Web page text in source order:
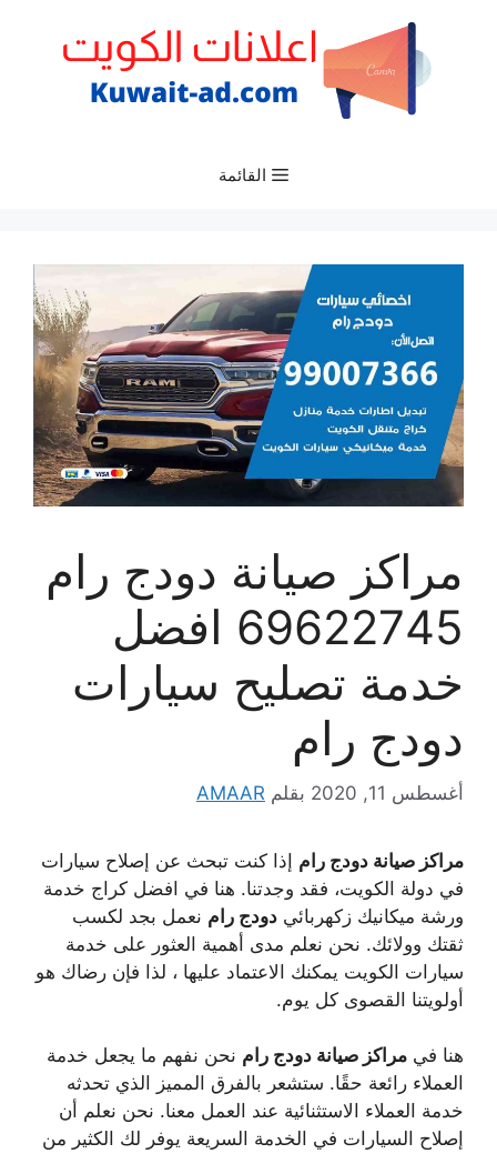
القائمة
مراكز صيانة دودج رام
69622745 افضل
خدمة تصليح سيارات
دودج رام
أغسطس 11, 2020 بقلم AMAAR
مراكز صيانة دودج رام إذا كنت تبحث عن إصلاح سيارات
في دولة الكويت، فقد وجدتنا. هنا في افضل كراج خدمة
ورشة ميكانيك زكهربائي دودج رام نعمل بجد لكسب
ثقتك وولائك. نحن نعلم مدى أهمية العثور على خدمة
سيارات الكويت يمكنك الاعتماد عليها ، لذا فإن رضاك ​​هو
أولويتنا القصوى كل يوم.
هنا في مراكز صيانة دودج رام نحن نفهم ما يجعل خدمة
العملاء رائعة حقًا. ستشعر بالفرق المميز الذي تحدثه
خدمة العملاء الاستثنائية عند العمل معنا. نحن نعلم أن
إصلاح السيارات في الخدمة السريعة يوفر لك الكثير من